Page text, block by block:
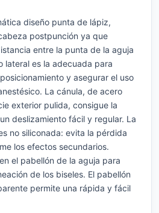
diseño punta de lápiz,
postpunción ya que
entre la punta de la aguja
lateral es la adecuada para
y asegurar el uso
La cánula, de acero
exterior pulida, consigue la
deslizamiento fácil y regular. La
no siliconada: evita la pérdida
los efectos secundarios.
el pabellón de la aguja para
de los biseles. El pabellón
permite una rápida y fácil